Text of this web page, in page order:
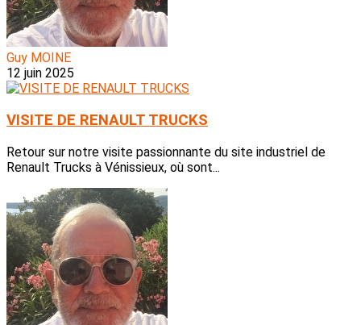
Guy MOINE
12 juin 2025
VISITE DE RENAULT TRUCKS
Retour sur notre visite passionnante du site industriel de
Renault Trucks à Vénissieux, où sont...